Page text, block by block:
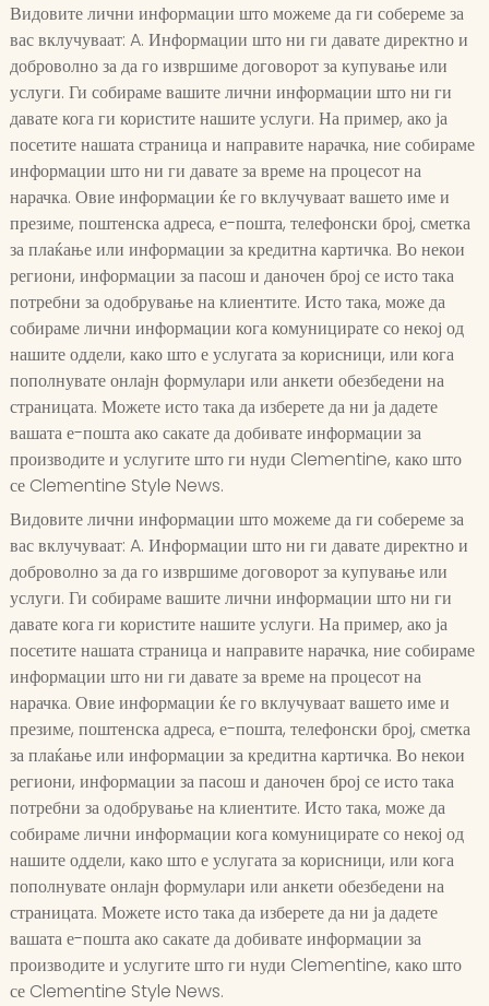
Видовите лични информации што можеме да ги собереме за
вас вклучуваат: A. Информации што ни ги давате директно и
доброволно за да го извршиме договорот за купување или
услуги. Ги собираме вашите лични информации што ни ги
давате кога ги користите нашите услуги. На пример, ако ја
посетите нашата страница и направите нарачка, ние собираме
информации што ни ги давате за време на процесот на
нарачка. Овие информации ќе го вклучуваат вашето име и
презиме, поштенска адреса, е-пошта, телефонски број, сметка
за плаќање или информации за кредитна картичка. Во некои
региони, информации за пасош и даночен број се исто така
потребни за одобрување на клиентите. Исто така, може да
собираме лични информации кога комуницирате со некој од
нашите оддели, како што е услугата за корисници, или кога
пополнувате онлајн формулари или анкети обезбедени на
страницата. Можете исто така да изберете да ни ја дадете
вашата е-пошта ако сакате да добивате информации за
производите и услугите што ги нуди Clementine, како што
се Clementine Style News.
Видовите лични информации што можеме да ги собереме за
вас вклучуваат: A. Информации што ни ги давате директно и
доброволно за да го извршиме договорот за купување или
услуги. Ги собираме вашите лични информации што ни ги
давате кога ги користите нашите услуги. На пример, ако ја
посетите нашата страница и направите нарачка, ние собираме
информации што ни ги давате за време на процесот на
нарачка. Овие информации ќе го вклучуваат вашето име и
презиме, поштенска адреса, е-пошта, телефонски број, сметка
за плаќање или информации за кредитна картичка. Во некои
региони, информации за пасош и даночен број се исто така
потребни за одобрување на клиентите. Исто така, може да
собираме лични информации кога комуницирате со некој од
нашите оддели, како што е услугата за корисници, или кога
пополнувате онлајн формулари или анкети обезбедени на
страницата. Можете исто така да изберете да ни ја дадете
вашата е-пошта ако сакате да добивате информации за
производите и услугите што ги нуди Clementine, како што
се Clementine Style News.